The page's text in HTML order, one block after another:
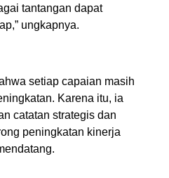
tantangan dapat
ungkapnya.
setiap capaian masih
Karena itu, ia
catatan strategis dan
peningkatan kinerja